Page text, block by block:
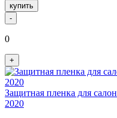
купить
-
0
+
Защитная пленка для
2020